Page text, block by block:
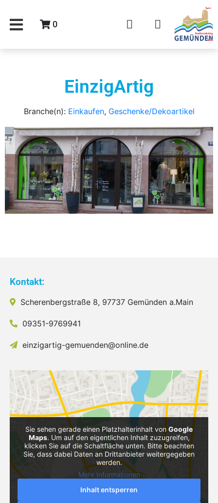
0
EinzigArtig
Branche(n): Einkaufen, Geschenke/Dekoartikel
Kontakt:
Scherenbergstraße 8, 97737 Gemünden a.Main
09351-9769941
einzigartig-gemuenden@online.de
Sie sehen gerade einen Platzhalterinhalt von Google
Maps. Um auf den eigentlichen Inhalt zuzugreifen,
klicken Sie auf die Schaltfläche unten. Bitte beachten
Sie, dass dabei Daten an Drittanbieter weitergegeben
werden.
Mehr Informationen
Inhalt entsperren